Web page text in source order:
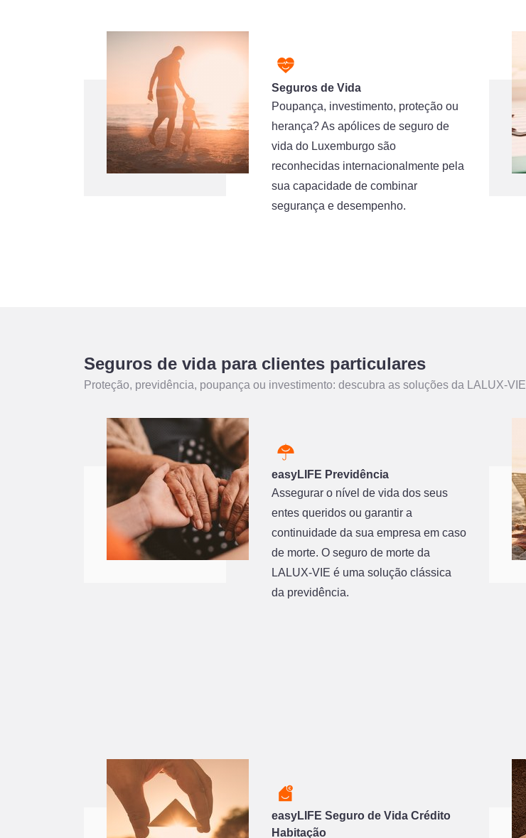
Seguros de Vida
Poupança, investimento, proteção ou
herança? As apólices de seguro de
vida do Luxemburgo são
reconhecidas internacionalmente pela
sua capacidade de combinar
segurança e desempenho.
Seguros de vida para clientes particulares
Proteção, previdência, poupança ou investimento: descubra as soluções da LALUX-VIE
easyLIFE Previdência
Assegurar o nível de vida dos seus
entes queridos ou garantir a
continuidade da sua empresa em caso
de morte. O seguro de morte da
LALUX-VIE é uma solução clássica
da previdência.
easyLIFE Seguro de Vida Crédito
Habitação